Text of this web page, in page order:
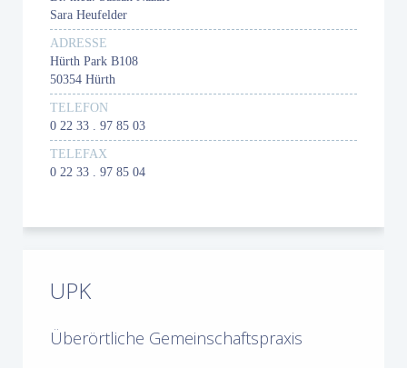
Sara Heufelder
ADRESSE
Hürth Park B108
50354 Hürth
TELEFON
0 22 33 . 97 85 03
TELEFAX
0 22 33 . 97 85 04
UPK
Überörtliche Gemeinschaftspraxis